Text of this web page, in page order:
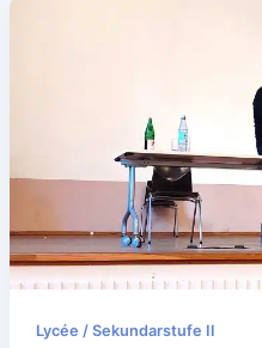
Lycée / Sekundarstufe II